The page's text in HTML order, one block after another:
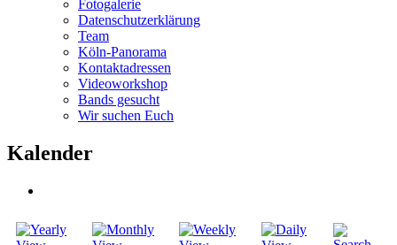
Fotogalerie
Datenschutzerklärung
Team
Köln-Panorama
Kontaktadressen
Videoworkshop
Bands gesucht
Wir suchen Euch
Kalender